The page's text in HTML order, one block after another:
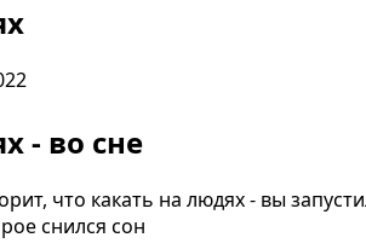
- во сне
что какать на людях - вы
снился сон